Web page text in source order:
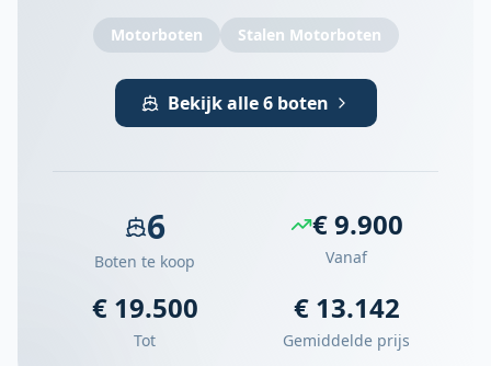
Motorboten Stalen Motorboten
Bekijk alle 6 boten
6
Boten te koop
€ 9.900
Vanaf
€ 19.500
Tot
€ 13.142
Gemiddelde prijs